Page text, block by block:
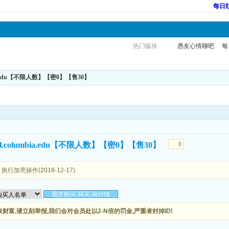
每日
热门版块: 愚友心情聊吧
【不限人数】【密0】【售30】
【不限人数】【密0】【售30】 0
行加亮操作(2018-12-17)
富,请立刻举报,我们会对会员处以2-N倍的罚金,严重者封掉ID!